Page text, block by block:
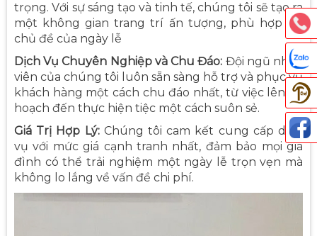
trọng. Với sự sáng tạo và tinh tế, chúng tôi sẽ tạo ra
một không gian trang trí ấn tượng, phù hợp với
chủ đề của ngày lễ
Dịch Vụ Chuyên Nghiệp và Chu Đáo: Đội ngũ nhân
viên của chúng tôi luôn sẵn sàng hỗ trợ và phục vụ
khách hàng một cách chu đáo nhất, từ việc lên kế
hoạch đến thực hiện tiệc một cách suôn sẻ.
Giá Trị Hợp Lý:Chúng tôi cam kết cung cấp dịch
vụ với mức giá cạnh tranh nhất, đảm bảo mọi gia
đình có thể trải nghiệm một ngày lễ trọn vẹn mà
không lo lắng về vấn đề chi phí.